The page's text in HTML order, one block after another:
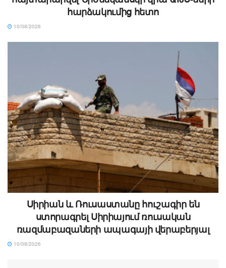
հարձակումից հետո
10/08/2026
Սիրիան և Ռուսաստանը հուշագիր են
ստորագրել Սիրիայում ռուսական
ռազմաբազաների ապագայի վերաբերյալ
10/08/2026